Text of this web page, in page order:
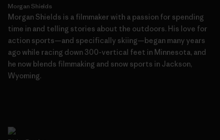
Morgan Shields
Morgan Shields is a filmmaker with a passion for spending
time in and telling stories about the outdoors. His love for
action sports—and specifically skiing—began many years
ago while racing down 300-vertical feet in Minnesota, and
he now blends filmmaking and snow sports in Jackson,
Wyoming.